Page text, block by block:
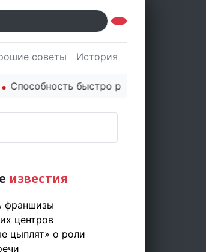
советы История
быстро реагировать через
известия
франшизы
центров
цыплят» о роли